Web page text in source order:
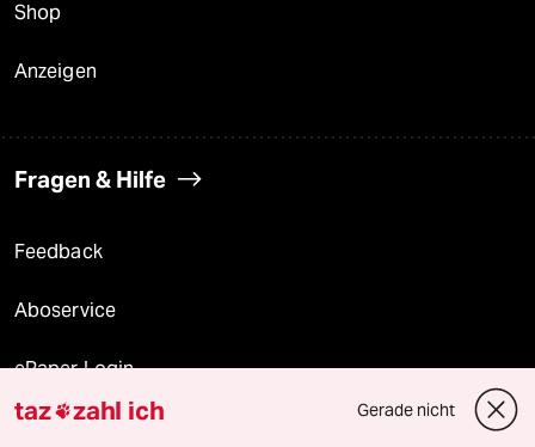
Shop
Anzeigen
Fragen & Hilfe
Feedback
Aboservice
ePaper Login
Downloads für Abonnierende
taz zahl ich Gerade nicht